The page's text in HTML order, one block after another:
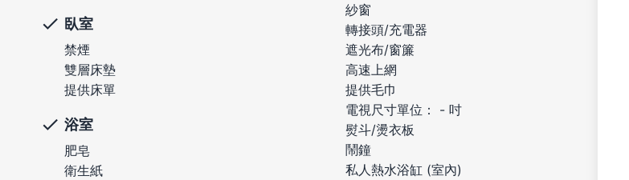
臥室
禁煙
雙層床墊
提供床單
浴室
肥皂
衛生紙
紗窗
轉接頭/充電器
遮光布/窗簾
高速上網
提供毛巾
電視尺寸單位： - 吋
熨斗/燙衣板
鬧鐘
私人熱水浴缸 (室內)